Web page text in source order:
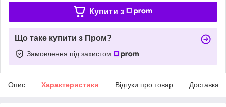
Купити з
Що таке купити з Пром?
Замовлення під захистом
Опис Характеристики Відгуки про товар Доставка